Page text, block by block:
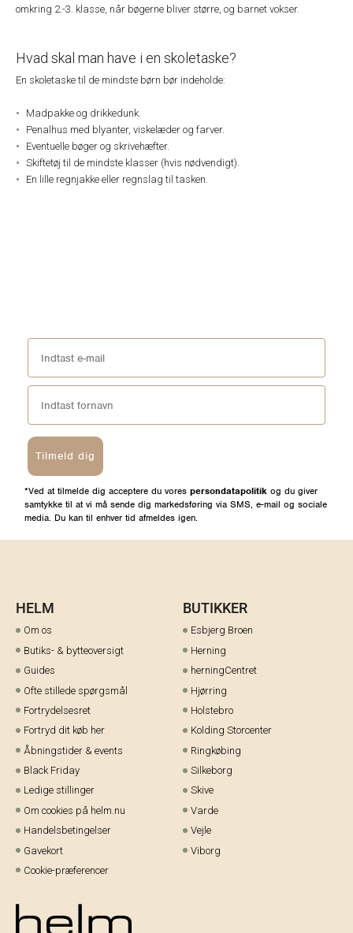
omkring 2.-3. klasse, når bøgerne bliver større, og barnet vokser.
Hvad skal man have i en skoletaske?
En skoletaske til de mindste børn bør indeholde:
Madpakke og drikkedunk.
Penalhus med blyanter, viskelæder og farver.
Eventuelle bøger og skrivehæfter.
Skiftetøj til de mindste klasser (hvis nødvendigt).
En lille regnjakke eller regnslag til tasken.
Tilmeld dig
*Ved at tilmelde dig acceptere du vores persondatapolitik og du giver
samtykke til at vi må sende dig markedsføring via SMS, e-mail og sociale
media. Du kan til enhver tid afmeldes igen.
HELM
Om os
Butiks- & bytteoversigt
Guides
Ofte stillede spørgsmål
Fortrydelsesret
Fortryd dit køb her
Åbningstider & events
Black Friday
Ledige stillinger
Om cookies på helm.nu
Handelsbetingelser
Gavekort
Cookie-præferencer
BUTIKKER
Esbjerg Broen
Herning
herningCentret
Hjørring
Holstebro
Kolding Storcenter
Ringkøbing
Silkeborg
Skive
Varde
Vejle
Viborg